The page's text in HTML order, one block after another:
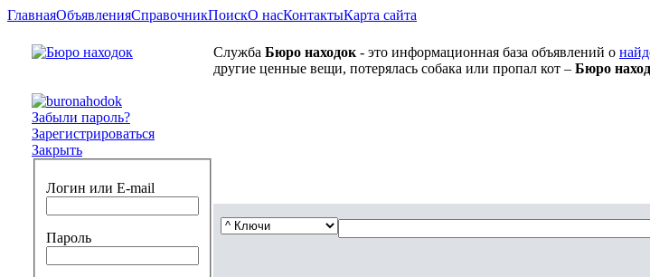
ГлавнаяОбъявленияСправочникПоискО насКонтактыКарта сайта
Служба Бюро находок - это информационная база объявлений о
другие ценные вещи, потерялась собака или пропал кот – Бюро
Забыли пароль?
Зарегистрироваться
Закрыть
Логин или E-mail
Пароль